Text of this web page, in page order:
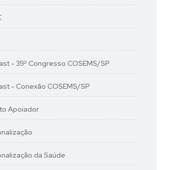
- 35º Congresso COSEMS/SP
- Conexão COSEMS/SP
Apoiador
da Saúde